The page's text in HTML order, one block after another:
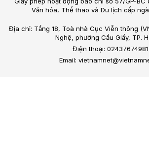
Văn hóa, Thể thao và Du lịch cấp
Địa chỉ: Tầng 18, Toà nhà Cục Viễn thông
Nghệ, phường Cầu Giấy, TP.
Điện thoại: 02437674981
Email: